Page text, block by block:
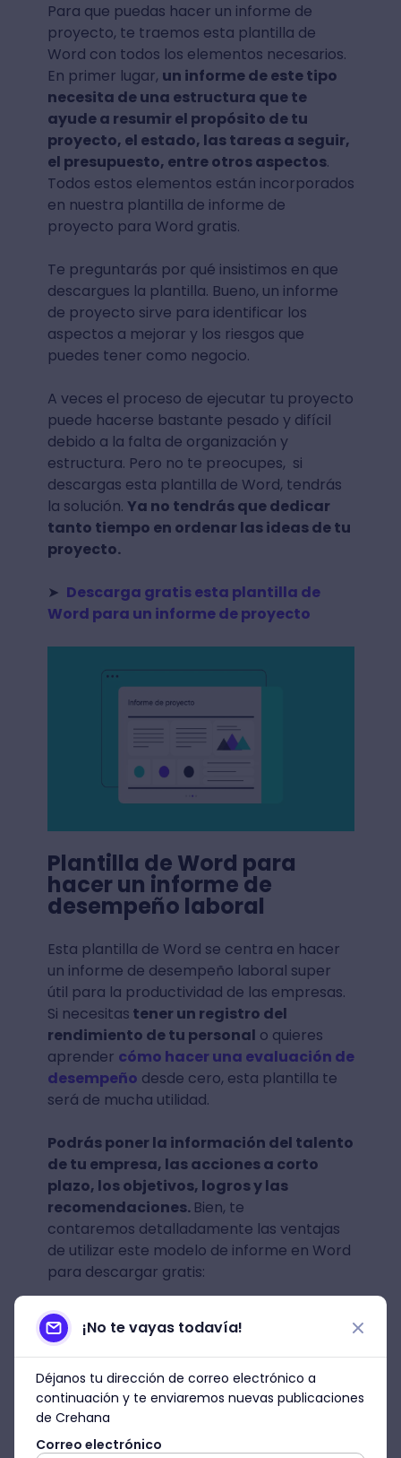
Para que puedas hacer un informe de
proyecto, te traemos esta plantilla de
Word con todos los elementos necesarios.
En primer lugar, un informe de este tipo
necesita de una estructura que te
ayude a resumir el propósito de tu
proyecto, el estado, las tareas a seguir,
el presupuesto, entre otros aspectos.
Todos estos elementos están incorporados
en nuestra plantilla de informe de
proyecto para Word gratis.
Te preguntarás por qué insistimos en que
descargues la plantilla. Bueno, un informe
de proyecto sirve para identificar los
aspectos a mejorar y los riesgos que
puedes tener como negocio.
A veces el proceso de ejecutar tu proyecto
puede hacerse bastante pesado y difícil
debido a la falta de organización y
estructura. Pero no te preocupes, si
descargas esta plantilla de Word, tendrás
la solución. Ya no tendrás que dedicar
tanto tiempo en ordenar las ideas de tu
proyecto.
➤ Descarga gratis esta plantilla de
Word para un informe de proyecto
Plantilla de Word para
hacer un informe de
desempeño laboral
Esta plantilla de Word se centra en hacer
un informe de desempeño laboral super
útil para la productividad de las empresas.
Si necesitas tener un registro del
rendimiento de tu personal o quieres
aprender cómo hacer una evaluación de
desempeño desde cero, esta plantilla te
será de mucha utilidad.
Podrás poner la información del talento
de tu empresa, las acciones a corto
plazo, los objetivos, logros y las
recomendaciones. Bien, te
contaremos detalladamente las ventajas
de utilizar este modelo de informe en Word
para descargar gratis:
Evaluación de las áreas:
mapear si es que existen señales de un
mal clima laboral. Para ello, necesitas
tener en claro el organigrama y los
equipos de trabajo de tu empresa.
Enfoque de los logros:
¡No te vayas todavía!
Déjanos tu dirección de correo electrónico a
continuación y te enviaremos nuevas publicaciones
de Crehana
Correo electrónico